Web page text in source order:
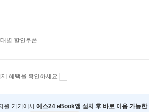
별 할인쿠폰
혜택을 확인하세요
원 기기에서 예스24 eBook앱 설치 후 바로 이용 가능한